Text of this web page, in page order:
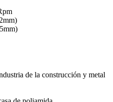
de la construcción y metal